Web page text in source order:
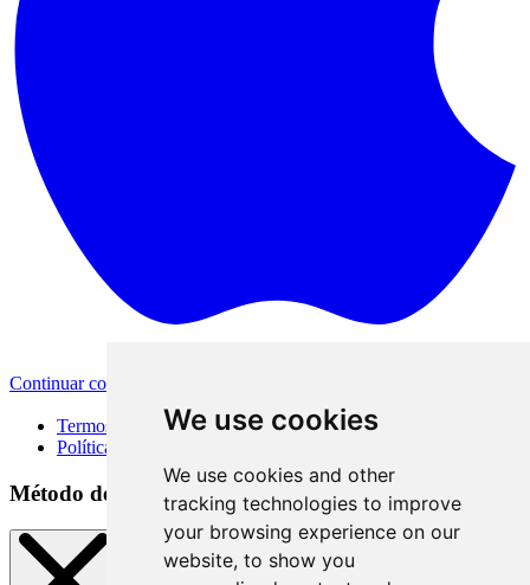
We use cookies
We use cookies and other
tracking technologies to improve
your browsing experience on our
website, to show you
Continuar com a Apple
Termos de Uso
Política de Privacidade
Método de acesso